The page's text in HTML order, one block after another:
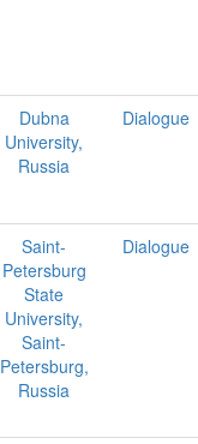
Dubna
University,
Russia
Dialogue
Saint-
Petersburg
State
University,
Saint-
Petersburg,
Russia
Dialogue